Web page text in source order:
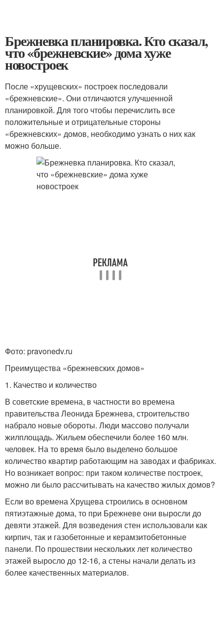
Брежневка планировка. Кто сказал,
что «брежневские» дома хуже
новостроек
После «хрущевских» построек последовали
«брежневские». Они отличаются улучшенной
планировкой. Для того чтобы перечислить все
положительные и отрицательные стороны
«брежневских» домов, необходимо узнать о них как
можно больше.
Фото: pravonedv.ru
Преимущества «брежневских домов»
1. Качество и количество
В советские времена, в частности во времена
правительства Леонида Брежнева, строительство
набрало новые обороты. Люди массово получали
жилплощадь. Жильем обеспечили более 160 млн.
человек. На то время было выделено большое
количество квартир работающим на заводах и фабриках.
Но возникает вопрос: при таком количестве построек,
можно ли было рассчитывать на качество жилых домов?
Если во времена Хрущева строились в основном
пятиэтажные дома, то при Брежневе они выросли до
девяти этажей. Для возведения стен использовали как
кирпич, так и газобетонные и керамзитобетонные
панели. По прошествии нескольких лет количество
этажей выросло до 12-16, а стены начали делать из
более качественных материалов.